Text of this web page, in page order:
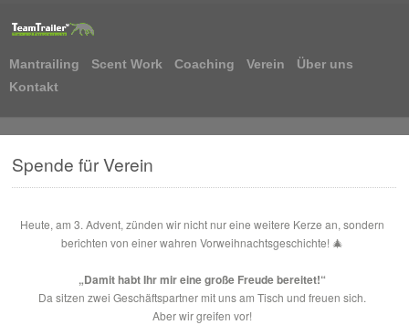
Mantrailing Scent Work Coaching Verein
Über uns
Kontakt
Spende für Verein
Heute, am 3. Advent, zünden wir nicht nur eine weitere Kerze an, sondern
berichten von einer wahren Vorweihnachtsgeschichte!🎄
„Damit habt Ihr mir eine große Freude bereitet!“
Da sitzen zwei Geschäftspartner mit uns am Tisch und freuen sich.
Aber wir greifen vor!